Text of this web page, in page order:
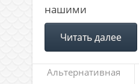
нашими
Читать далее
Альтернативная